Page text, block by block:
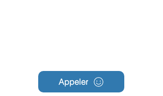
Appeler